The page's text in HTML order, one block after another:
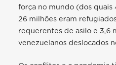
força no mundo (dos quais
26 milhões eram
requerentes de asilo e 3,6
venezuelanos deslocados